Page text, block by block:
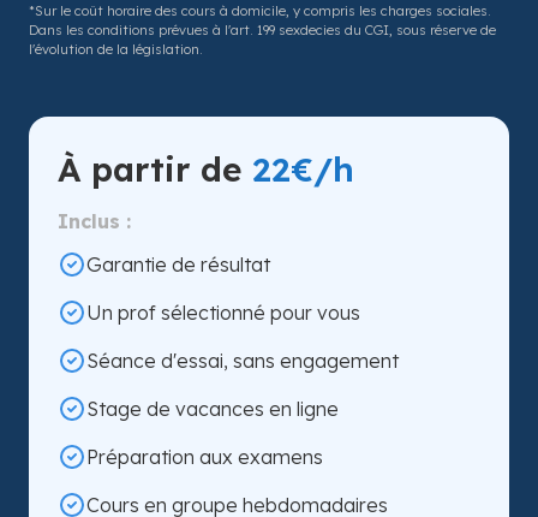
*Sur le coût horaire des cours à domicile, y compris les charges sociales.
Dans les conditions prévues à l'art. 199 sexdecies du CGI, sous réserve de
l'évolution de la législation.
À partir de 22€/h
Inclus :
Garantie de résultat
Un prof sélectionné pour vous
Séance d'essai, sans engagement
Stage de vacances en ligne
Préparation aux examens
Cours en groupe hebdomadaires